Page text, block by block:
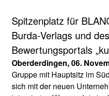
Spitzenplatz für
Burda-Verlags und
Bewertungsportals
Oberderdingen, 06.
Gruppe mit Hauptsitz im
sich mit der neuen